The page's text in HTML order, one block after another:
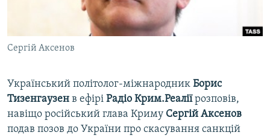
СВІДЧЕННЯ ОКУПАЦІЇ
УКРАЇНСЬКА ПРОБЛЕМА КРИМУ
ІНФОГРАФІКА
ДОЛУЧАЙСЯ!
Усі сайти RFE/RL
Сергій Аксенов
Український політолог-міжнародник Борис
Тизенгаузен в ефірі Радіо Крим.Реаліїрозповів,
навіщо російський глава Криму Сергій Аксенов
подав позов до України про скасування санкцій